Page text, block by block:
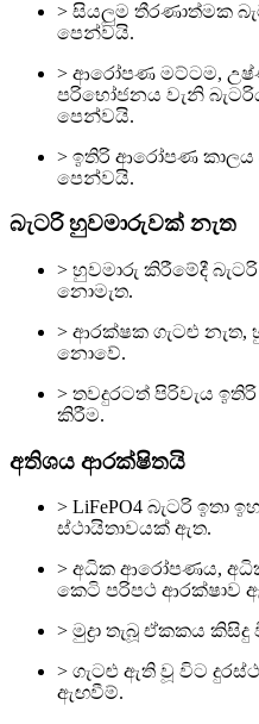
> සියලුම තීරණාත්මක
පෙන්වයි.
> ආරෝපණ මට්ටම,
පරිභෝජනය වැනි
පෙන්වයි.
> ඉතිරි ආරෝපණ
පෙන්වයි.
බැටරි හුවමාරුවක් නැත
> හුවමාරු කිරීමේදී
නොමැත.
> ආරක්ෂක ගැටළු
නොවේ.
> තවදුරටත් පිරිවැය
කිරීම.
අතිශය ආරක්ෂිතයි
> LiFePO4 බැටරි ඉතා
ස්ථායිතාවයක් ඇත.
> අධික ආරෝපණය,
කෙටි පරිපථ ආරක්ෂාව
> මුද්‍රා තැබූ ඒකකය
> ගැටළු ඇති වූ විට
ඇඟවීම්.